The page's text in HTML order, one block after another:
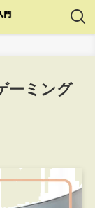
ーミング